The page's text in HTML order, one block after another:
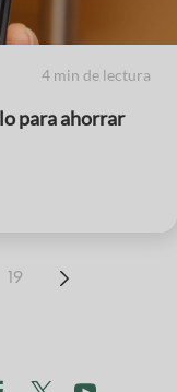
4 min de lectura
para ahorrar
19